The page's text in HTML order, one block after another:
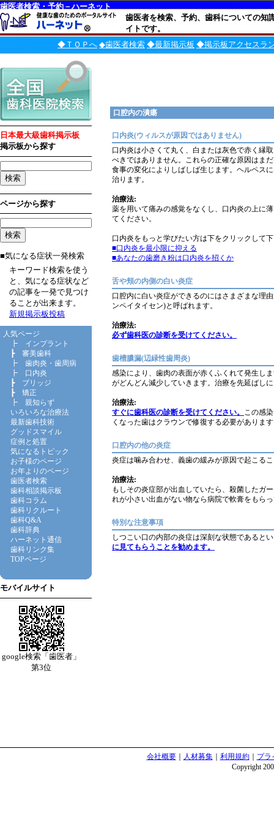
歯医者検索・予約－ハーネット
歯医者を検索、予約、歯科についての知
イトです。
◆ＴＯＰへ ◆歯医者検索 ◆最新掲示板 ◆掲示板アクセスラ
日本最大級歯科掲示板
掲示板から探す
ページから探す
■気になる症状一発検索
キーワード検索を使う
と、気になる症状など
の記事を一発で見つけ
ることが出来ます。
新規掲示板投稿
人気ページ
┣ インプラント
┣ 審美歯科
┣ 歯肉炎・歯周病
┣ 口内炎
┣ ブリッジ
┣ 矯正
┣ 親知らず
いろいろな治療法
最新歯科技術
グッドスマイル
症例と処置
気になるトピック
お子様のページ
お年よりのページ
歯医者検索
歯科相談掲示板
歯科コラム
歯科リクルート
歯科Q&A
歯科辞典
ハーネット通信
歯科リンク集
TOPページ
モバイルサイト
google検索「歯医者」
第3位
口腔内の潰瘍
口内炎(ウィルスが原因ではありません)
口内炎は小さくて丸く、白または灰色で赤く縁
べきではありません。これらの正確な原因はま
食事の変化によりしばしば生じます。ヘルペス
治ります。
治療法:
薬を用いて痛みの感覚をなくし、口内炎の上に
てください。
口内炎をもっと学びたい方は下をクリックして
■口内炎を最小限に抑える
■あなたの歯磨き粉は口内炎を招くか
舌や頬の内側の白い炎症
口腔内に白い炎症ができるのにはさまざまな理
ンペイタイセン)と呼ばれます。
治療法:
必ず歯科医の診断を受けてください。
歯槽膿漏(辺緑性歯周炎)
感染により、歯肉の表面が赤くふくれて発生し
がどんどん減少していきます。治療を先延ばし
治療法:
すぐに歯科医の診断を受けてください。 この感
くなった歯はクラウンで修復する必要がありま
口腔内の他の炎症
炎症は噛み合わせ、義歯の緩みが原因で起こる
治療法:
もしその炎症部が出血していたら、殺菌したガ
れが小さい出血がない物なら病院で軟膏をもら
特別な注意事項
しつこい口の内部の炎症は深刻な状態であると
に見てもらうことを勧めます。
会社概要｜ 人材募集｜ 利用規約｜ プラ
Copyright